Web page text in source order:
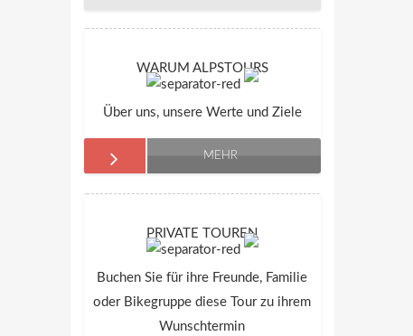
WARUM ALPSTOURS
Über uns, unsere Werte und Ziele
MEHR
PRIVATE TOUREN
Buchen Sie für ihre Freunde, Familie
oder Bikegruppe diese Tour zu ihrem
Wunschtermin